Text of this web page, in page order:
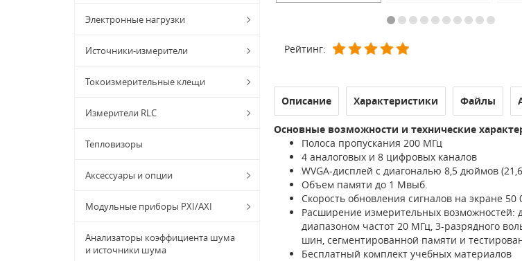
Электронные нагрузки
Источники-измерители
Токоизмерительные клещи
Измерители RLC
Тепловизоры
Аксессуары и опции
Модульные приборы PXI/AXI
Анализаторы коэффициента шума
и источники шума
Рейтинг:
Описание Характеристики Файлы
Основные возможности и технические
Полоса пропускания 200 МГц
4 аналоговых и 8 цифровых каналов
WVGA-дисплей с диагональю 8,5 дюймов
Объем памяти до 1 Мвыб.
Скорость обновления сигналов на экране
Расширение измерительных возможностей:
диапазоном частот 20 МГц, 3-разрядного
шин, сегментированной памяти и
Бесплатный комплект учебных материалов